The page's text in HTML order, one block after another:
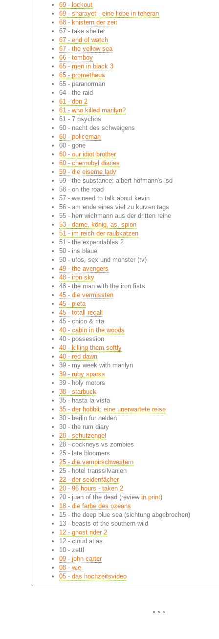
69 - lockout
69 - sharayet - eine liebe in teheran
68 - knistern der zeit
67 - take shelter
67 - end of watch
67 - the yellow sea
66 - tomboy
65 - men in black 3
65 - prometheus
65 - paranorman
64 - the raid
61 - don 2
61 - who killed marilyn?
61 - 7 psychos
60 - nacht des schweigens
60 - policeman
60 - gone
60 - our idiot brother
60 - chernobyl diaries
59 - die eiserne lady
59 - the substance: albert hofmann's lsd
58 - on the road
57 - we need to talk about kevin
56 - am ende eines viel zu kurzen tags
55 - herr wichmann aus der dritten reihe
53 - dame, könig, as, spion
51 - im reich der raubkatzen
51 - the expendables 2
50 - ins blaue
50 - ufos, sex und monster (tv)
49 - the avengers
48 - iron sky
48 - the man with the iron fists
45 - die vermissten
45 - pieta
45 - totall recall
45 - chico & rita
40 - cabin in the woods
40 - possession
40 - killing them softly
40 - red dawn
39 - my week with marilyn
39 - ruby sparks
39 - holy motors
38 - starbuck
35 - hasta la vista
35 - der hobbit: eine unerwartete reise
30 - berlin für helden
30 - the rum diary
28 - schutzengel
28 - cockneys vs zombies
25 - late bloomers
25 - die vampirschwestern
25 - hotel transsilvanien
22 - der seidenfächer
20 - 96 hours - taken 2
20 - juan of the dead (review in print)
18 - die farbe des ozeans
15 - the deep blue sea (sichtung abgebrochen)
13 - beasts of the southern wild
12 - ghost rider 2
12 - cloud atlas
10 - zettl
09 - john carter
08 - w.e.
05 - das hochzeitsvideo
° ° °